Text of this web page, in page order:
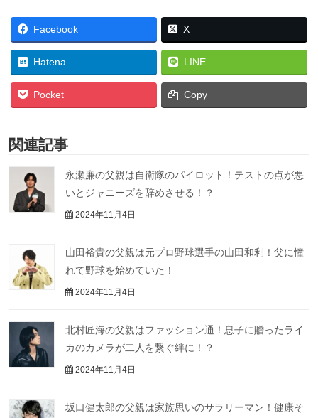
Facebook X
Hatena LINE
Pocket Copy
関連記事
永瀬廉の父親は自衛隊のパイロット！テストの点が悪
いとジャニーズを辞めさせる！？
2024年11月4日
山田裕貴の父親は元プロ野球選手の山田和利！父に憧
れて野球を始めていた！
2024年11月4日
北村匠海の父親はファッション通！息子に贈ったライ
カのカメラが二人を繋ぐ絆に！？
2024年11月4日
坂口健太郎の父親は家族思いのサラリーマン！健康そ